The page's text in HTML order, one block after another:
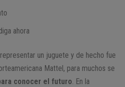
ahora
un juguete y de hecho fue
Mattel, para muchos se
conocer el futuro. En la